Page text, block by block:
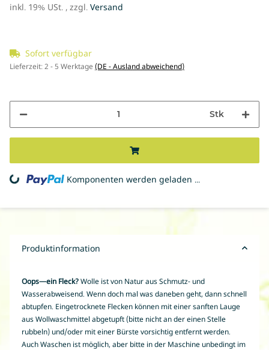
inkl. 19% USt. , zzgl. Versand
Sofort verfügbar
Lieferzeit:2 - 5 Werktage (DE - Ausland abweichend)
Stk
Komponenten werden geladen ...
Produktinformation
Oops—ein Fleck?Wolle ist von Natur aus Schmutz- und
Wasserabweisend. Wenn doch mal was daneben geht, dann schnell
abtupfen. Eingetrocknete Flecken können mit einer sanften Lauge
aus Wollwaschmittel abgetupft (bitte nicht an der einen Stelle
rubbeln) und/oder mit einer Bürste vorsichtig entfernt werden.
Auch Waschen ist möglich, aber bitte in der Maschine unbedingt im